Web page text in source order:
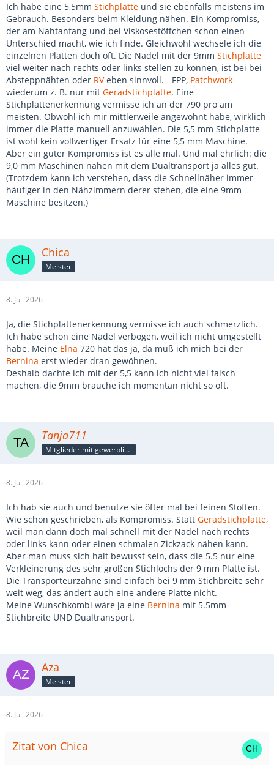
Ich habe eine 5,5mm Stichplatte und sie ebenfalls meistens im
Gebrauch. Besonders beim Kleidung nähen. Ein Kompromiss,
der am Nahtanfang und bei Viskosestöffchen schon einen
Unterschied macht, wie ich finde. Gleichwohl wechsele ich die
einzelnen Platten doch oft. Die Nadel mit der 9mm Stichplatte
viel weiter nach rechts oder links stellen zu können, ist bei bei
Absteppnähten oder RVeben sinnvoll. - FPP, Patchwork
wiederum z. B. nur mit Geradstichplatte. Eine
Stichplattenerkennung vermisse ich an der 790 pro am
meisten. Obwohl ich mir mittlerweile angewöhnt habe, wirklich
immer die Platte manuell anzuwählen. Die 5,5 mm Stichplatte
ist wohl kein vollwertiger Ersatz für eine 5,5 mm Maschine.
Aber ein guter Kompromiss ist es alle mal. Und mal ehrlich: die
9,0 mm Maschinen nähen mit dem Dualtransport ja alles gut.
(Trotzdem kann ich verstehen, dass die Schnellnäher immer
häufiger in den Nähzimmern derer stehen, die eine 9mm
Maschine besitzen.)
Chica
Meister
8. Juli 2026
Ja, die Stichplattenerkennung vermisse ich auch schmerzlich.
Ich habe schon eine Nadel verbogen, weil ich nicht umgestellt
habe. Meine Elna 720 hat das ja, da muß ich mich bei der
Bernina erst wieder dran gewöhnen.
Deshalb dachte ich mit der 5,5 kann ich nicht viel falsch
machen, die 9mm brauche ich momentan nicht so oft.
Tanja711
Mitglieder mit gewerblicher Verbindung, auch als Mitarbeiter/in
8. Juli 2026
Ich hab sie auch und benutze sie öfter mal bei feinen Stoffen.
Wie schon geschrieben, als Kompromiss. Statt Geradstichplatte,
weil man dann doch mal schnell mit der Nadel nach rechts
oder links kann oder einen schmalen Zickzack nähen kann.
Aber man muss sich halt bewusst sein, dass die 5.5 nur eine
Verkleinerung des sehr großen Stichlochs der 9 mm Platte ist.
Die Transporteurzähne sind einfach bei 9 mm Stichbreite sehr
weit weg, das ändert auch eine andere Platte nicht.
Meine Wunschkombi wäre ja eine Bernina mit 5.5mm
Stichbreite UND Dualtransport.
Aza
Meister
8. Juli 2026
Zitat von Chica